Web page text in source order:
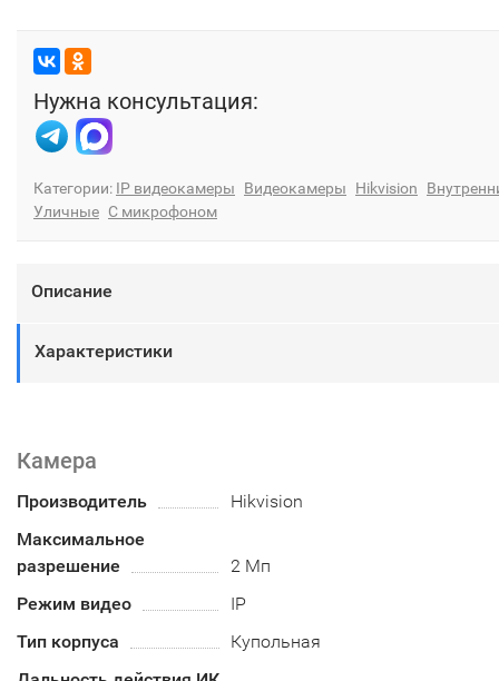
Нужна консультация:
Категории: IP видеокамеры Видеокамеры Hikvision
Уличные С микрофоном
Описание
Характеристики
Камера
Производитель
Hikvision
Максимальное
разрешение
2 Мп
Режим видео
IP
Тип корпуса
Купольная